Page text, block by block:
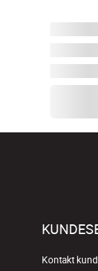
Kontakt